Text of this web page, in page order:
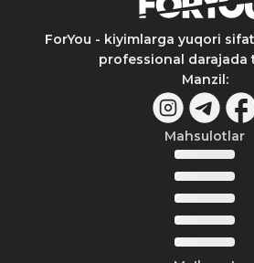
ForYou - kiyimlarga yuqori
professional darajada
Manzil:
Mahsulotlar